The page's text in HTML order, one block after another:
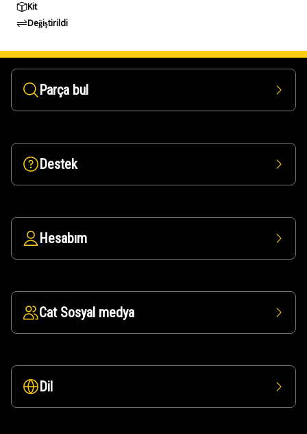
Kit
Değiştirildi
Parça bul
Destek
Hesabım
Cat Sosyal medya
Dil